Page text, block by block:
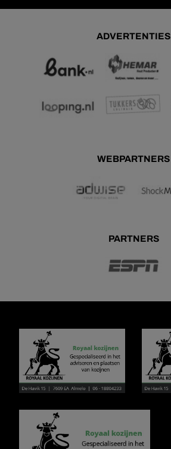
ADVERTENTIES
WEBPARTNERS
PARTNERS